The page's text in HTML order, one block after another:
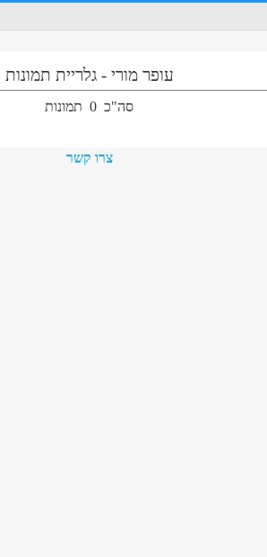
עופר מורי -גלריית תמונות
סה"כ 0 תמונות
צרו קשר